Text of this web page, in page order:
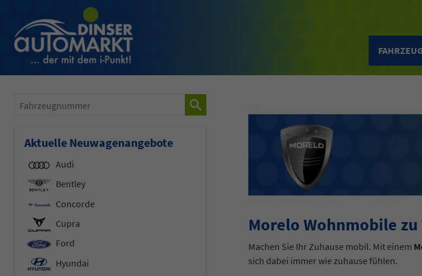
Morelo Wohnmobile
Machen Sie Ihr Zuhause mobil. Mit einem
sich dabei immer wie zuhause fühlen.
Fahrzeugnummer
Aktuelle Neuwagenangebote
Audi
Bentley
Concorde
Cupra
Ford
Hyundai